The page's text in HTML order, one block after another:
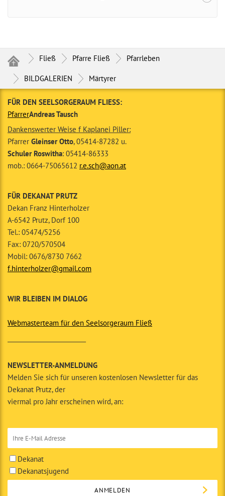
Fließ Pfarre Fließ Pfarrleben
BILDGALERIEN Märtyrer
FÜR DEN SEELSORGERAUM FLIESS:
PfarrerAndreas Tausch
Dankenswerter Weise f Kaplanei Piller:
Pfarrer Gleinser Otto, 05414-87282 u.
Schuler Roswitha: 05414-86333
mob.: 0664-75065612 r.e.sch@aon.at
FÜR DEKANAT PRUTZ
Dekan Franz Hinterholzer
A-6542 Prutz, Dorf 100
Tel.: 05474/5256
Fax: 0720/570504
Mobil: 0676/8730 7662
f.hinterholzer@gmail.com
WIR BLEIBEN IM DIALOG
Webmasterteam für den Seelsorgeraum Fließ
NEWSLETTER-ANMELDUNG
Melden Sie sich für unseren kostenlosen Newsletter für das
Dekanat Prutz, der
viermal pro Jahr erscheinen wird, an:
Dekanat
Dekanatsjugend